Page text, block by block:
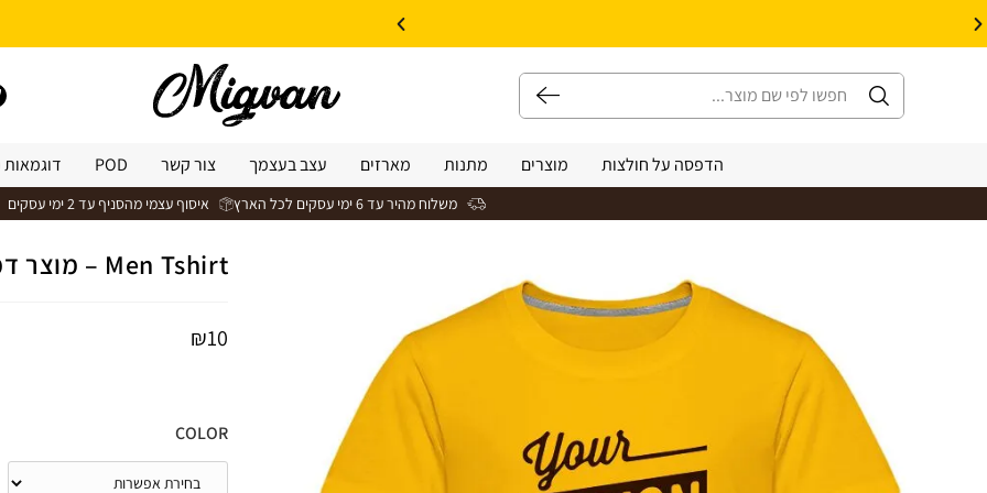
הדפסה על חולצות מוצרים מתנות מארזים עצב בעצמך צור קשר POD
משלוח מהיר עד 6 ימי עסקים לכל הארץ איסוף עצמי מהסניף עד 2 ימי עסקים
Men Tshirt – מוצר דמו לא למכירה
₪10
COLOR